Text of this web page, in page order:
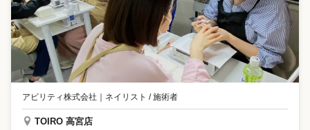
アビリティ株式会社 ｜ ネイリスト / 施術者
TOIRO 高宮店